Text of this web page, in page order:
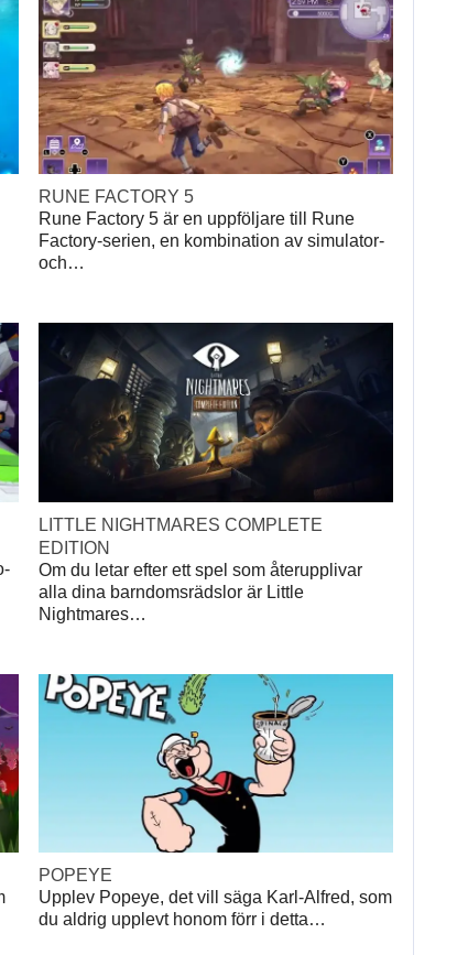
RUNE FACTORY 5
Rune Factory 5 är en uppföljare till Rune
Factory-serien, en kombination av simulator-
och…
LITTLE NIGHTMARES COMPLETE
EDITION
Om du letar efter ett spel som återupplivar
alla dina barndomsrädslor är Little
Nightmares…
POPEYE
Upplev Popeye, det vill säga Karl-Alfred, som
du aldrig upplevt honom förr i detta…